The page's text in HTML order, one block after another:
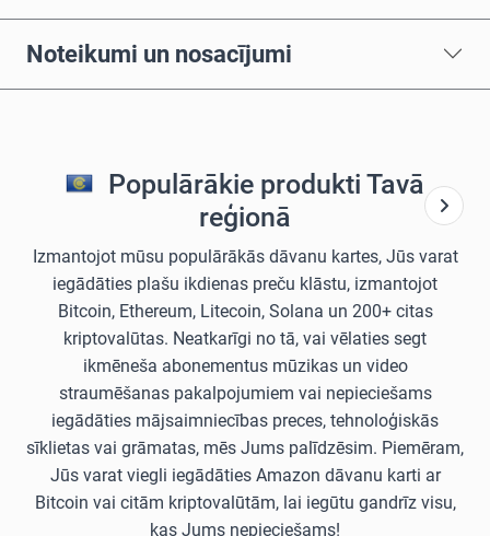
Noteikumi un nosacījumi
Populārākie produkti Tavā
reģionā
Izmantojot mūsu populārākās dāvanu kartes, Jūs varat
iegādāties plašu ikdienas preču klāstu, izmantojot
Bitcoin, Ethereum, Litecoin, Solana un 200+ citas
kriptovalūtas. Neatkarīgi no tā, vai vēlaties segt
ikmēneša abonementus mūzikas un video
straumēšanas pakalpojumiem vai nepieciešams
iegādāties mājsaimniecības preces, tehnoloģiskās
sīklietas vai grāmatas, mēs Jums palīdzēsim. Piemēram,
Jūs varat viegli iegādāties Amazon dāvanu karti ar
Bitcoin vai citām kriptovalūtām, lai iegūtu gandrīz visu,
kas Jums nepieciešams!